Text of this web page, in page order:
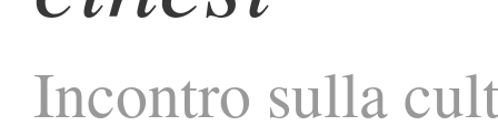
Incontro sulla